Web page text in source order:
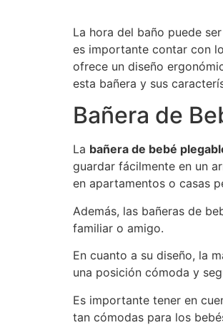
La hora del baño puede
es importante contar con
ofrece un diseño
esta bañera y sus
Bañera de
La bañera de bebé
guardar fácilmente en un
en apartamentos o casas
Además, las bañeras de
familiar o amigo.
En cuanto a su diseño, la
una posición cómoda y
Es importante tener en
tan cómodas para los